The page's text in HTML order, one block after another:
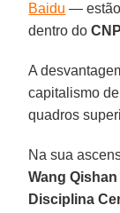
Baidu — estão
dentro doCNP
A
capitalismo
quadros
Na sua
Wang Qishan
Disciplina